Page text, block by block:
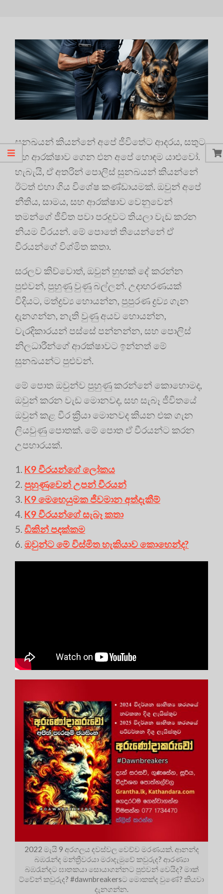
සුනඛයන් කියන්නේ අපේ ජීවිතේට ආදරය, සතුට,
සහ ආරක්ෂාව ගෙන එන අපේ හොඳම යාළුවෝ.
හැබැයි, ඒ අතරින් පොලිස් සුනඛයන් කියන්නේ
ඊටත් එහා ගිය විශේෂ කණ්ඩායමක්. ඔවුන් අපේ
නීතිය, සාමය, සහ ආරක්ෂාව වෙනුවෙන්
තමන්ගේ ජීවිත පවා පරදුවට තියලා වැඩ කරන
නියම වීරයන්. මේ පොතේ තියෙන්නේ ඒ
වීරයන්ගේ විශ්මිත කතා.
සරලව කිව්වොත්, ඔවුන් හුඟක් දේ කරන්න
පුළුවන්, පුහුණු වුණු බල්ලන්. උදාහරණයක්
විදියට, මත්ද්‍රව්‍ය හොයන්න, පුපුරණ ද්‍රව්‍ය ගැන
දැනගන්න, නැති වුණු අයව හොයන්න,
වැරදිකාරයන් පස්සේ පන්නන්න, සහ පොලිස්
නිලධාරීන්ගේ ආරක්ෂාවට ඉන්නත් මේ
සුනඛයන්ට පුළුවන්.
මේ පොත ඔවුන්ව පුහුණු කරන්නේ කොහොමද,
ඔවුන් කරන වැඩ මොනවද, සහ සැබෑ ජීවිතයේ
ඔවුන් කළ වීර ක්‍රියා මොනවද කියන එක ගැන
ලියවුණු පොතක්. මේ පොත ඒ වීරයන්ට කරන
උපහාරයක්.
K9 වීරයන්ගේ ලෝකය
පුහුණුවෙන් උපන් වීරයන්
K9 මෙහෙයුමක ජීවමාන අත්දැකීම්
K9 වීරයන්ගේ සැබෑ කතා
ඩිකින් පදක්කම
ඔවුන්ට මේ විස්මිත හැකියාව කොහෙන්ද?
2022 මැයි 9 අරගලය දවස්වල වෙච්ච මරණයක්. ආනන්ද
බඹරැන්ද මන්ත්‍රීවරයා මරාදැමුවේ කවුරුද? ආරණ්‍යා
බඹරැන්දට ඝාතකයා සොයාගන්නට පුළුවන් වෙයිද? මාක්
ට්වේන් කවුරුද? #dawnbreakersට මොකක්ද වුණේ? කියවා
දැනගන්න.